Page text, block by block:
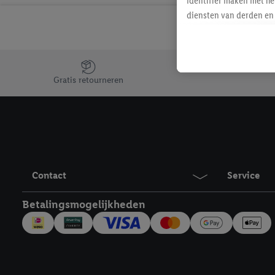
Jouw voordelen bij ons als Lidl webshop klant
Gratis retourneren
Contact Service
Betalingsmogelijkheden
diensten van derden
Als je hiervoor
eerder interesse hebt
maar het niet te
mailadres en met
Onder "Aanpassen"
Door te klikken op
technieken worden
inclusief over de
trekken, vind je in onze
over de cookies die